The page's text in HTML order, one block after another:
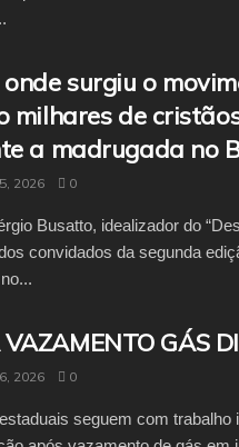
surgiu o
milhares de
a madrugada no
2026 0
Busatto, idealizador do
convidados da segunda
VAZAMENTO GÁS
2026 0
seguem com trabalho